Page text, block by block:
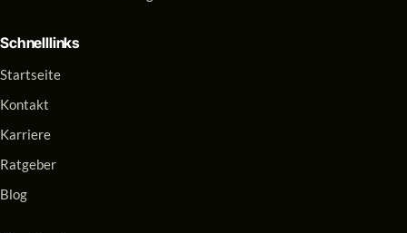
Schnelllinks
Startseite
Kontakt
Karriere
Ratgeber
Blog